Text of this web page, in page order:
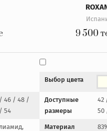
46 / 48 /
54
9 500
Выбор цвета
Доступные
размеры
42
50
Материал